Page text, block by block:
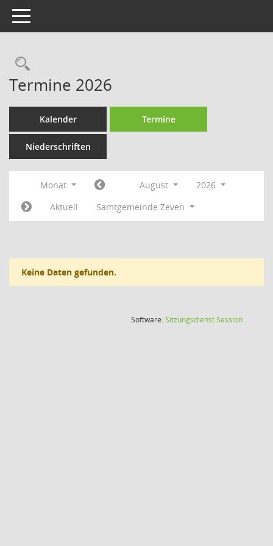
Toggle navigation
Rechercheauswahl
Termine 2026
Kalender Termine
Niederschriften
Monat August
2026
Aktuell
Samtgemeinde Zeven
Keine Daten gefunden.
Software:SitzungsdienstSession(Wird in